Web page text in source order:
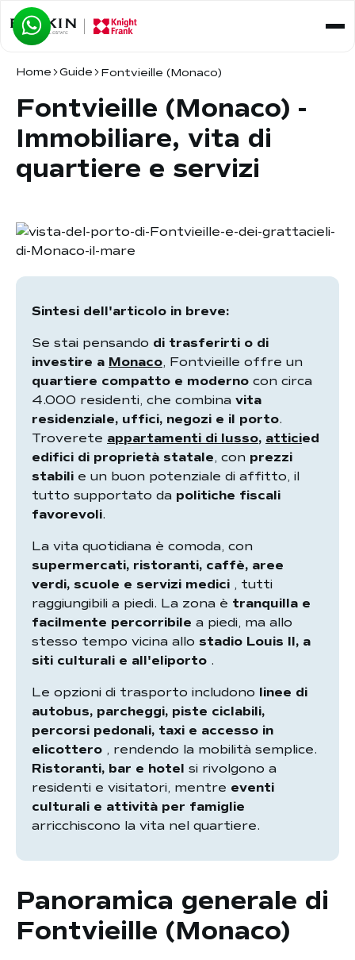
Home Guide Fontvieille (Monaco)
Fontvieille (Monaco) -
Immobiliare, vita di
quartiere e servizi
Sintesi dell'articolo in breve:
Se stai pensando di trasferirti o di
investire a Monaco, Fontvieille offre un
quartiere compatto e moderno con circa
4.000 residenti, che combina vita
residenziale, uffici, negozi e il porto.
Troverete appartamenti di lusso, atticied
edifici di proprietà statale, con prezzi
stabili e un buon potenziale di affitto, il
tutto supportato da politiche fiscali
favorevoli.
La vita quotidiana è comoda, con
supermercati, ristoranti, caffè, aree
verdi, scuole e servizi medici , tutti
raggiungibili a piedi. La zona è tranquilla e
facilmente percorribile a piedi, ma allo
stesso tempo vicina allo stadio Louis II, a
siti culturali e all'eliporto .
Le opzioni di trasporto includono linee di
autobus, parcheggi, piste ciclabili,
percorsi pedonali, taxi e accesso in
elicottero , rendendo la mobilità semplice.
Ristoranti, bar e hotel si rivolgono a
residenti e visitatori, mentre eventi
culturali e attività per famiglie
arricchiscono la vita nel quartiere.
Panoramica generale di
Fontvieille (Monaco)